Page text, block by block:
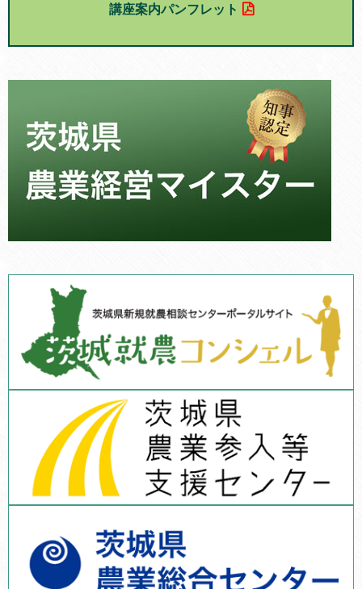
講座案内パンフレット